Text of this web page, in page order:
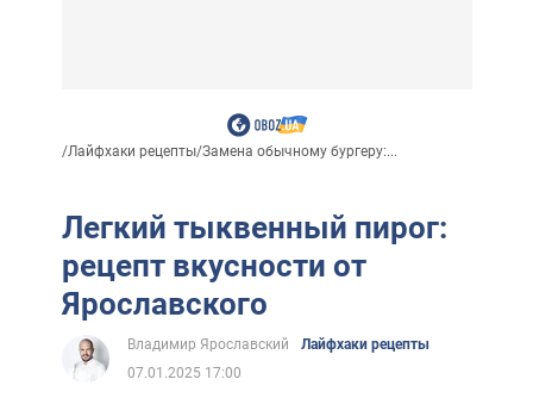
/Лайфхаки рецепты/Замена обычному бургеру:...
Легкий тыквенный пирог:
рецепт вкусности от
Ярославского
Владимир Ярославский
Лайфхаки рецепты
07.01.2025 17:00